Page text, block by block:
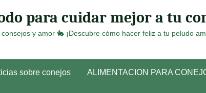
para cuidar mejor a tu
y amor 🐇 ¡Descubre cómo hacer feliz a tu peludo
sobre conejos ALIMENTACION PARA